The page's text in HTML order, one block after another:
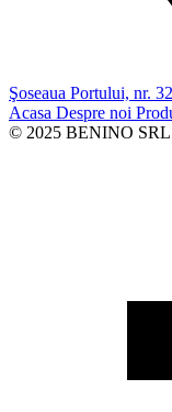
Şoseaua Portului, nr.
Acasa Despre noi
© 2025 BENINO SRL.